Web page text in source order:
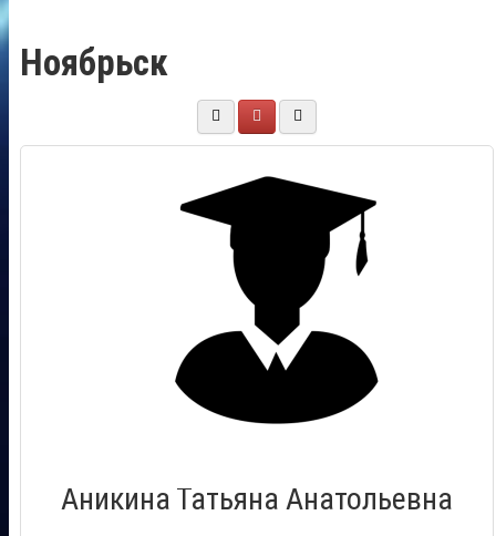
Ноябрьск
Аникина Татьяна Анатольевна